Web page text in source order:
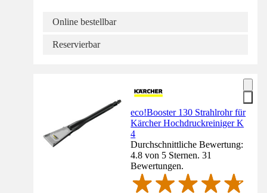
Online bestellbar
Reservierbar
eco!Booster 130 Strahlrohr für
Kärcher Hochdruckreiniger K
4
Durchschnittliche Bewertung:
4.8 von 5 Sternen. 31
Bewertungen.